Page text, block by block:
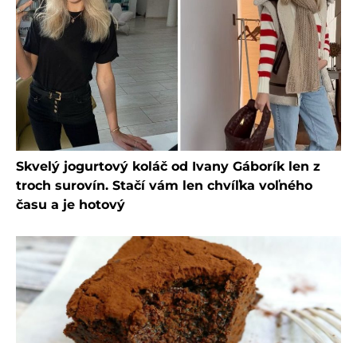
Skvelý jogurtový koláč od Ivany Gáborík len z
troch surovín. Stačí vám len chvíľka voľného
času a je hotový